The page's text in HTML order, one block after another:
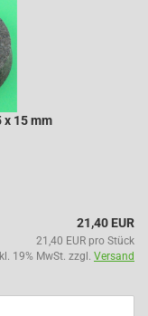
x 15 mm
21,40 EUR
21,40 EUR pro Stück
19% MwSt. zzgl. Versand